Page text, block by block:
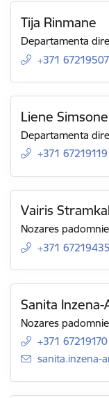
Tija Rinmane
Departamenta
+371 67219507
Liene Simsone
Departamenta
+371 67219119
Vairis
Nozares
+371 67219435
Sanita Inzena-
Nozares
+371 67219170
E-pasts:
sanita.inzena-